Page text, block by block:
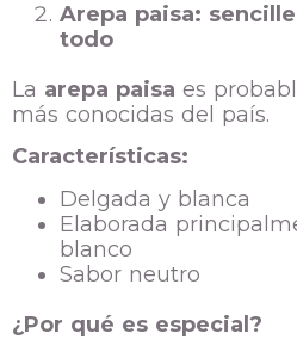
Arepa paisa:
todo
La arepa paisa es
más conocidas del país.
Características:
Delgada y blanca
Elaborada
blanco
Sabor neutro
¿Por qué es especial?